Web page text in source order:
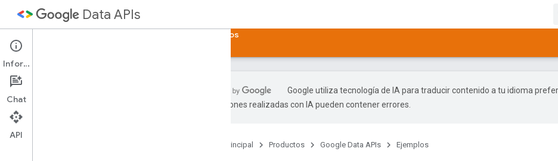
Data APIs
Artículos
Muestras de Java
Blogger
Google utiliza tecnología de IA para traducir contenido a tu idioma
traducciones realizadas con IA pueden contener errores.
Página principal Productos Google Data APIs Ejemplos
Información
Chat
API